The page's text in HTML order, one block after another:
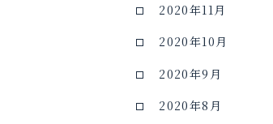
2020年11月
2020年10月
2020年9月
2020年8月